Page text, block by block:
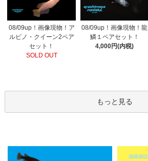
08/09up！画像現物！ア
ルビノ・クイーン2ペア
セット！
SOLD OUT
08/09up！画像現物！龍
鱗１ペアセット！
4,000円(内税)
もっと見る